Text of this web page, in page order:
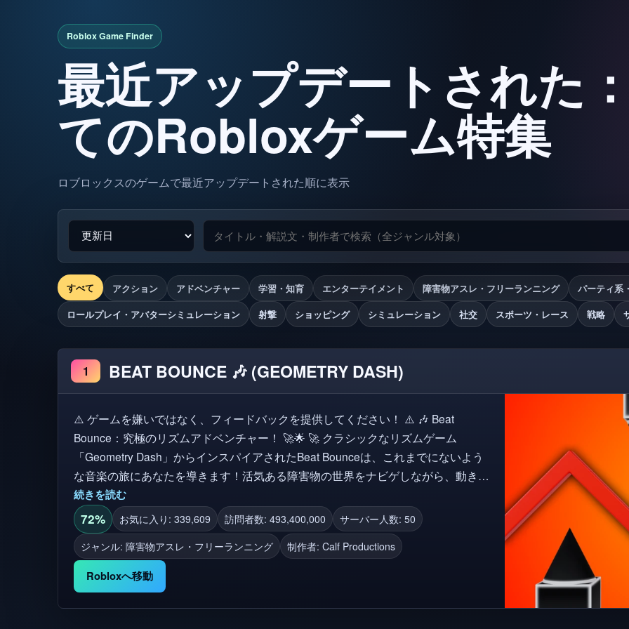
最近アップデートされた
てのRobloxゲーム特集
ロブロックスのゲームで最近アップデートされた順に表示
すべて アクション アドベンチャー 学習・知育 エンターテイメント 障害物アスレ・フリーランニング パーティ系
ロールプレイ・アバターシミュレーション
射撃 ショッピング シミュレーション 社交 スポーツ・レース 戦略
1 BEAT BOUNCE 🎶 (GEOMETRY DASH)
⚠️ ゲームを嫌いではなく、フィードバックを提供してください！ ⚠️ 🎶 Beat
Bounce：究極のリズムアドベンチャー！ 🚀🌟 🚀 クラシックなリズムゲーム
「Geometry Dash」からインスパイアされたBeat Bounceは、これまでにないよう
な音楽の旅にあなたを導きます！活気ある障害物の世界をナビゲしながら、動きを
タイミングさせて魅惑的な曲を奏でましょう。 🎵✨ 🎮 操作: 🖱️ クリックまたはタ
ップしてジャンプする 🔄 Rで即時リスポーン 🔥 特徴： 🌈 カラフルで滑らかなゲ
ームプレイ 🎨 無限の創造性のための高度なレベルエディター 🔍 レベルエクスプロ
ーラーでコミュニティの作品を見つけよう 💫 クールな視覚効果とゲームメカニズ
ム ⚡ 高いパフォーマンスで素晴らしい体験ができます 📱 対応プラットフォーム：
PC、モバイル、コンソール 🎼 音楽クレジット：これらの素晴らしい曲を作った才
能あるアーティストたちに、音楽のクレジットはすべてあります。 💡 フレンドリ
続きを読む
72% お気に入り: 339,609 訪問者数: 493,400,000
サーバー人数: 50
ジャンル: 障害物アスレ・フリーランニング
制作者: Calf Productions
Robloxへ移動